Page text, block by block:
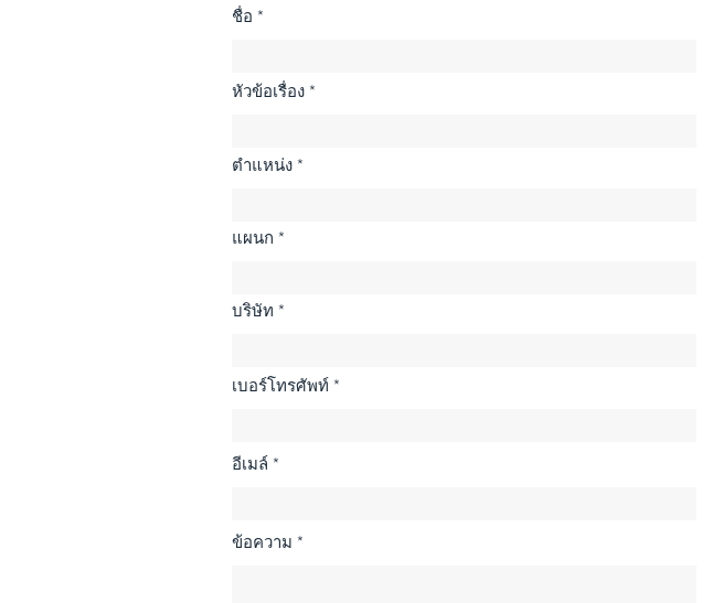
ชื่อ
หัวข้อเรื่อง
ตำแหน่ง
แผนก
บริษัท
เบอร์โทรศัพท์
อีเมล์
ข้อความ